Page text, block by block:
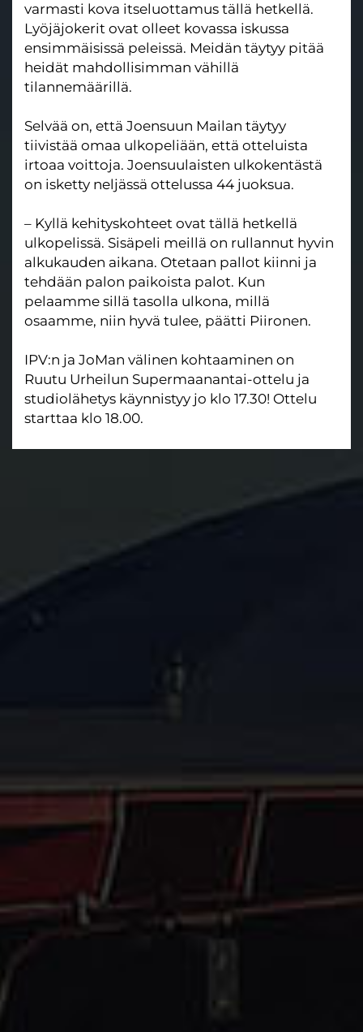
varmasti kova itseluottamus tällä hetkellä.
Lyöjäjokerit ovat olleet kovassa iskussa
ensimmäisissä peleissä. Meidän täytyy pitää
heidät mahdollisimman vähillä
tilannemäärillä.
Selvää on, että Joensuun Mailan täytyy
tiivistää omaa ulkopeliään, että otteluista
irtoaa voittoja. Joensuulaisten ulkokentästä
on isketty neljässä ottelussa 44 juoksua.
– Kyllä kehityskohteet ovat tällä hetkellä
ulkopelissä. Sisäpeli meillä on rullannut hyvin
alkukauden aikana. Otetaan pallot kiinni ja
tehdään palon paikoista palot. Kun
pelaamme sillä tasolla ulkona, millä
osaamme, niin hyvä tulee, päätti Piironen.
IPV:n ja JoMan välinen kohtaaminen on
Ruutu Urheilun Supermaanantai-ottelu ja
studiolähetys käynnistyy jo klo 17.30! Ottelu
starttaa klo 18.00.